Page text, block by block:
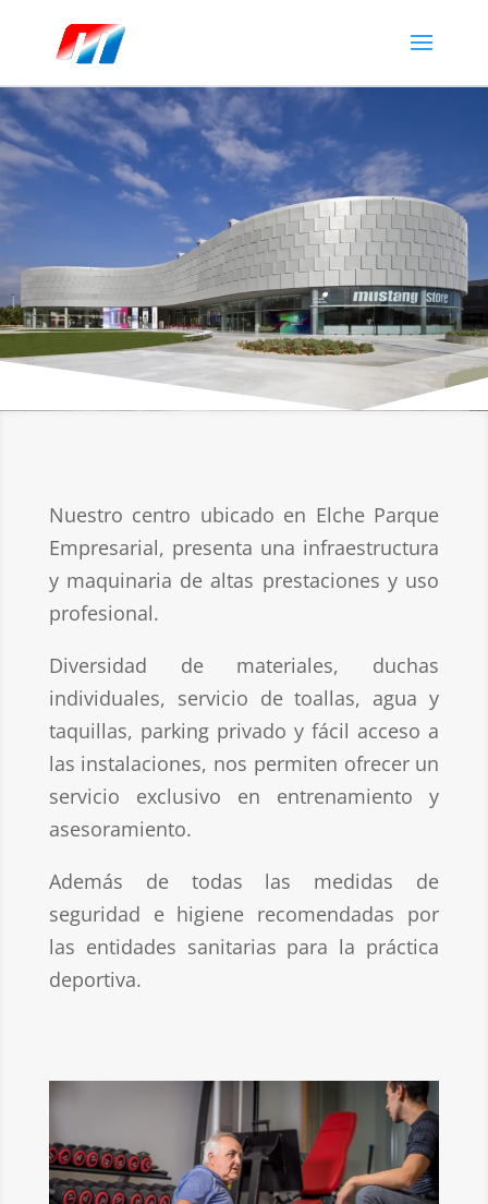
Nuestro centro ubicado en Elche Parque
Empresarial, presenta una infraestructura
y maquinaria de altas prestaciones y uso
profesional.
Diversidad de materiales, duchas
individuales, servicio de toallas, agua y
taquillas, parking privado y fácil acceso a
las instalaciones, nos permiten ofrecer un
servicio exclusivo en entrenamiento y
asesoramiento.
Además de todas las medidas de
seguridad e higiene recomendadas por
las entidades sanitarias para la práctica
deportiva.